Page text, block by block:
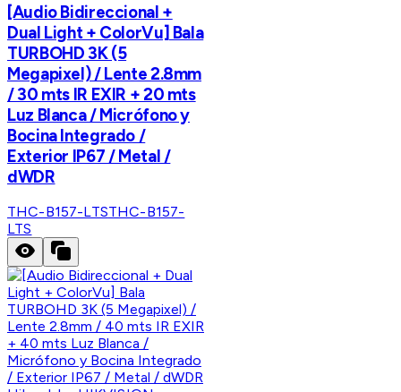
[Audio Bidireccional +
Dual Light + ColorVu] Bala
TURBOHD 3K (5
Megapixel) / Lente 2.8mm
/ 30 mts IR EXIR + 20 mts
Luz Blanca / Micrófono y
Bocina Integrado /
Exterior IP67 / Metal /
dWDR
THC-B157-LTSTHC-B157-
LTS